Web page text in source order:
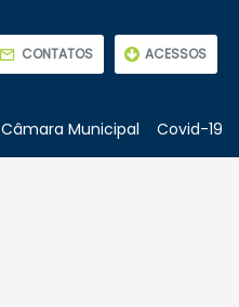
CONTATOS ACESSOS
Câmara Municipal Covid-19